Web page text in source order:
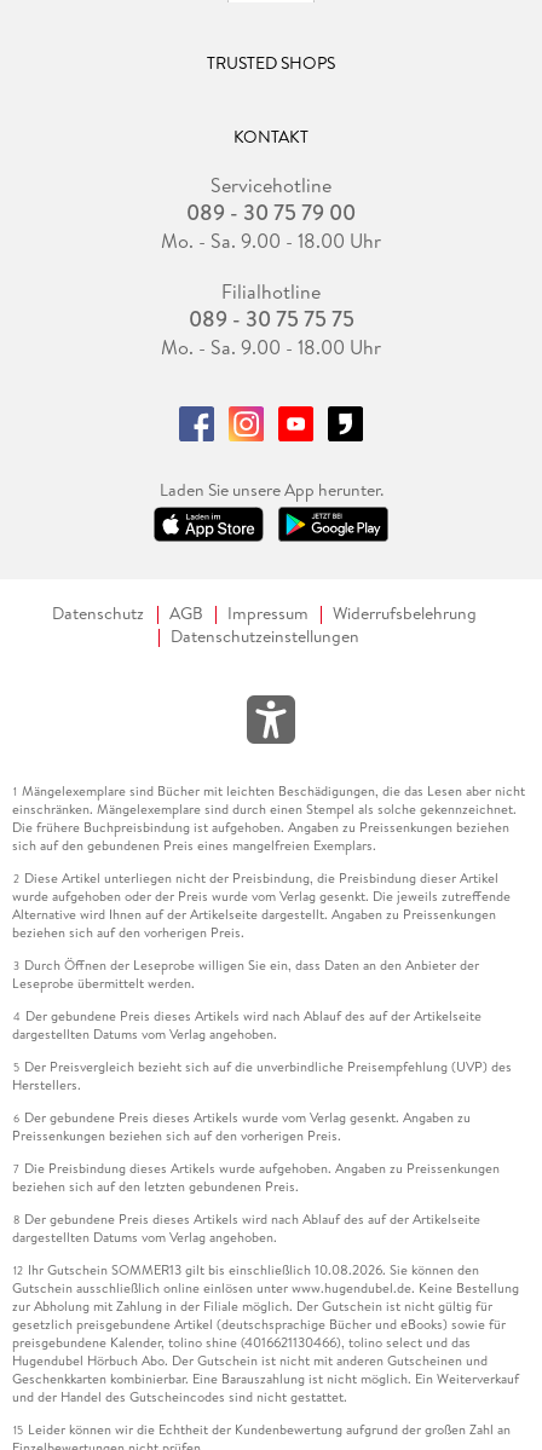
TRUSTED SHOPS
KONTAKT
Servicehotline
089 - 30 75 79 00
Mo. - Sa. 9.00 - 18.00 Uhr
Filialhotline
089 - 30 75 75 75
Mo. - Sa. 9.00 - 18.00 Uhr
Laden Sie unsere App herunter.
Datenschutz AGB Impressum
Widerrufsbelehrung
Datenschutzeinstellungen
1 Mängelexemplare sind Bücher mit leichten Beschädigungen, die das Lesen aber nicht
einschränken. Mängelexemplare sind durch einen Stempel als solche gekennzeichnet.
Die frühere Buchpreisbindung ist aufgehoben. Angaben zu Preissenkungen beziehen
sich auf den gebundenen Preis eines mangelfreien Exemplars.
2 Diese Artikel unterliegen nicht der Preisbindung, die Preisbindung dieser Artikel
wurde aufgehoben oder der Preis wurde vom Verlag gesenkt. Die jeweils zutreffende
Alternative wird Ihnen auf der Artikelseite dargestellt. Angaben zu Preissenkungen
beziehen sich auf den vorherigen Preis.
3 Durch Öffnen der Leseprobe willigen Sie ein, dass Daten an den Anbieter der
Leseprobe übermittelt werden.
4 Der gebundene Preis dieses Artikels wird nach Ablauf des auf der Artikelseite
dargestellten Datums vom Verlag angehoben.
5 Der Preisvergleich bezieht sich auf die unverbindliche Preisempfehlung (UVP) des
Herstellers.
6 Der gebundene Preis dieses Artikels wurde vom Verlag gesenkt. Angaben zu
Preissenkungen beziehen sich auf den vorherigen Preis.
7 Die Preisbindung dieses Artikels wurde aufgehoben. Angaben zu Preissenkungen
beziehen sich auf den letzten gebundenen Preis.
8 Der gebundene Preis dieses Artikels wird nach Ablauf des auf der Artikelseite
dargestellten Datums vom Verlag angehoben.
12 Ihr Gutschein SOMMER13 gilt bis einschließlich 10.08.2026. Sie können den
Gutschein ausschließlich online einlösen unter www.hugendubel.de. Keine Bestellung
zur Abholung mit Zahlung in der Filiale möglich. Der Gutschein ist nicht gültig für
gesetzlich preisgebundene Artikel (deutschsprachige Bücher und eBooks) sowie für
preisgebundene Kalender, tolino shine (4016621130466), tolino select und das
Hugendubel Hörbuch Abo. Der Gutschein ist nicht mit anderen Gutscheinen und
Geschenkkarten kombinierbar. Eine Barauszahlung ist nicht möglich. Ein Weiterverkauf
und der Handel des Gutscheincodes sind nicht gestattet.
15 Leider können wir die Echtheit der Kundenbewertung aufgrund der großen Zahl an